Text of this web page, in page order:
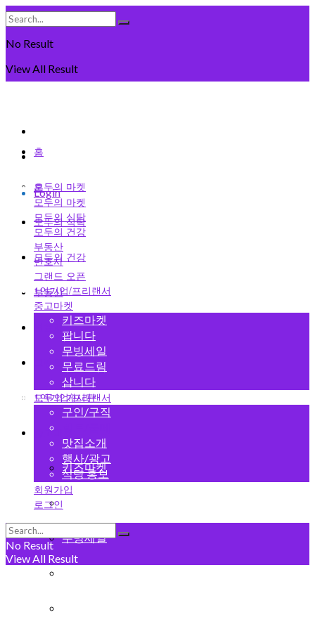
No Result
View All Result
로그인
Login
홈
모두의 마켓
모두의 식탁
모두의 건강
부동산
변호사
그랜드 오픈
1인기업/프리랜서
중고마켓
키즈마켓
무빙세일
홈
모두의 마켓
모두의 식탁
모두의 건강
부동산
변호사
그랜드 오픈
1인기업/프리랜서
중고마켓
키즈마켓
팝니다
무빙세일
무료드림
삽니다
모두의 게시판
구인/구직
맛집소개
행사/광고
식당 홍보
회원가입
로그인
No Result
View All Result